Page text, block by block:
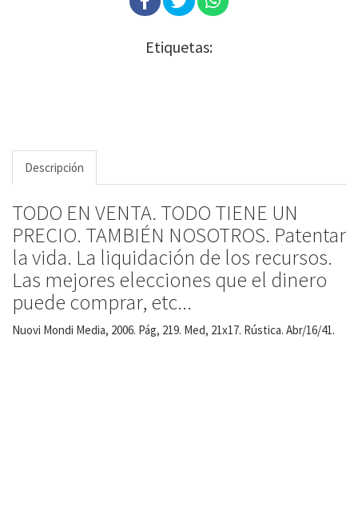
Etiquetas:
Descripción
TODO EN VENTA. TODO TIENE UN
PRECIO. TAMBIÉN NOSOTROS. Patentar
la vida. La liquidación de los recursos.
Las mejores elecciones que el dinero
puede comprar, etc...
Nuovi Mondi Media, 2006. Pág, 219. Med, 21x17. Rústica. Abr/16/41.